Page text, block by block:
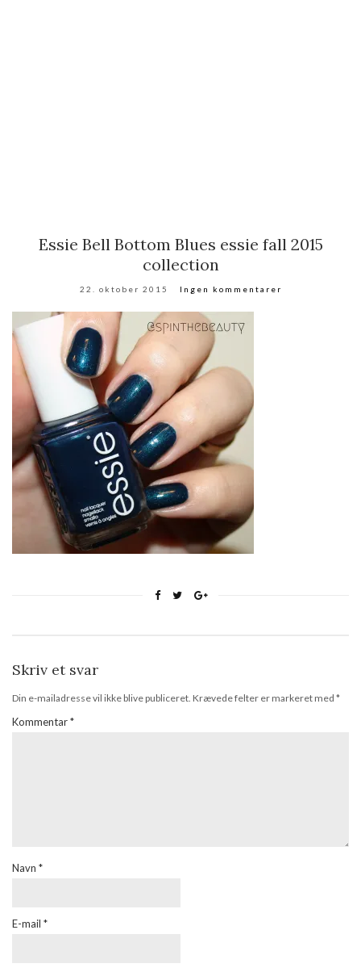
Essie Bell Bottom Blues essie fall 2015
collection
22. oktober 2015 Ingen kommentarer
Skriv et svar
Din e-mailadresse vil ikke blive publiceret. Krævede felter er markeret med *
Kommentar*
Navn *
E-mail *